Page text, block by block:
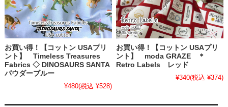
お買い得！【コットン USAプリ
ント】 Timeless Treasures
Fabrics ◇ DINOSAURS SANTA
パウダーブルー
¥480(税込 ¥528)
お買い得！【コットン USAプリ
ント】 moda GRAZE ＊
Retro Labels レッド
¥340(税込 ¥374)